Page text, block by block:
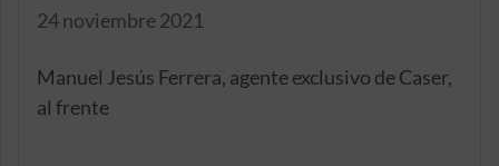
24 noviembre 2021
Manuel Jesús Ferrera, agente exclusivo de Caser,
al frente